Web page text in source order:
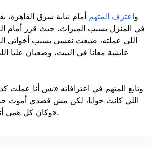
واعترف المتهم أمام نيابة شرق القاهرة،
في المنزل بسبب الميراث، حيث قرر أمام
اللي عملته، ضيعت نفسي بسبب أخواتي
عايشة معانا في البيت، وصعبان عليا
وتابع المتهم في اعترافاته «بس أنا عملت
اللي كانت جوايا، لكن مش قصدي أموت حد
وكان كل همي أني انتقم لحقي وبس».